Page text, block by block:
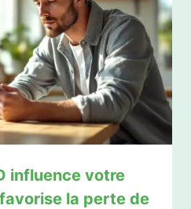
influence votre
la perte de